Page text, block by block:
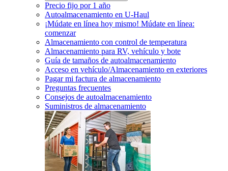
Precio fijo por 1 año
Autoalmacenamiento en U-Haul
¡Múdate en línea hoy mismo! Múdate en línea:
comenzar
Almacenamiento con control de temperatura
Almacenamiento para RV, vehículo y bote
Guía de tamaños de autoalmacenamiento
Acceso en vehículo/Almacenamiento en exteriores
Pagar mi factura de almacenamiento
Preguntas frecuentes
Consejos de autoalmacenamiento
Suministros de almacenamiento